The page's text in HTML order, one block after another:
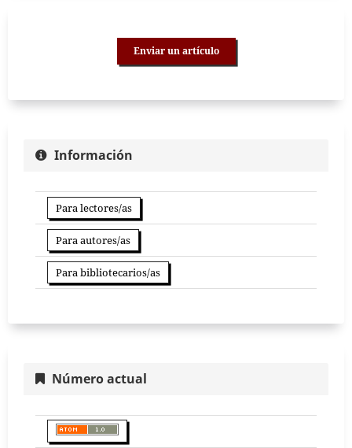
Enviar un artículo
Información
Para lectores/as
Para autores/as
Para bibliotecarios/as
Número actual